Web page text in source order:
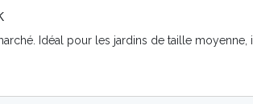
Idéal pour les jardins de taille moyenne, il